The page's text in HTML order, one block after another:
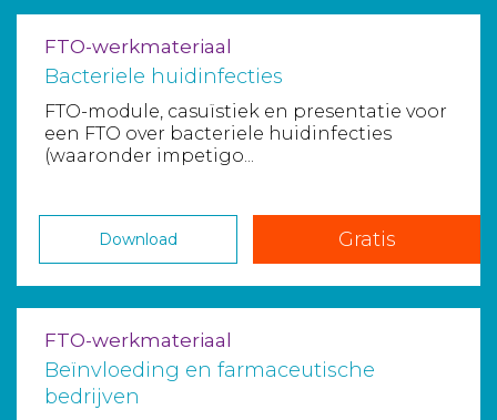
FTO-werkmateriaal
Bacteriele huidinfecties
FTO-module, casuïstiek en presentatie voor
een FTO over bacteriele huidinfecties
(waaronder impetigo...
Download Gratis
FTO-werkmateriaal
Beïnvloeding en farmaceutische
bedrijven